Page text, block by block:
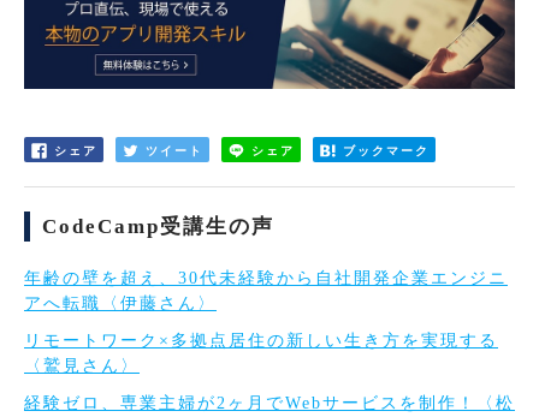
シェア ツイート シェア ブックマーク
CodeCamp受講生の声
年齢の壁を超え、30代未経験から自社開発企業エンジニ
アへ転職〈伊藤さん〉
リモートワーク×多拠点居住の新しい生き方を実現する
〈鷲見さん〉
経験ゼロ、専業主婦が2ヶ月でWebサービスを制作！〈松